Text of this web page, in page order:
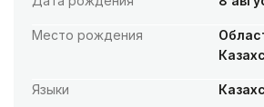
Место рождения
Языки